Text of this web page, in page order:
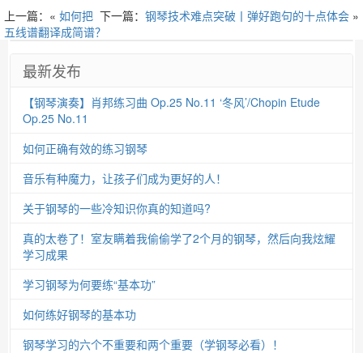
下一篇： 钢琴技术难点突破丨弹好跑句的十点体会 »
上一篇：« 如何把
五线谱翻译成简谱？
最新发布
【钢琴演奏】肖邦练习曲 Op.25 No.11 ‘冬风’/Chopin Etude
Op.25 No.11
如何正确有效的练习钢琴
音乐有种魔力，让孩子们成为更好的人！
关于钢琴的一些冷知识你真的知道吗?
真的太卷了！室友瞒着我偷偷学了2个月的钢琴，然后向我炫耀
学习成果
学习钢琴为何要练“基本功”
如何练好钢琴的基本功
钢琴学习的六个不重要和两个重要（学钢琴必看）！